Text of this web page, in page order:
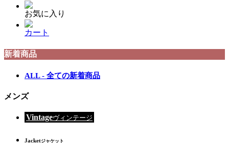
お気に入り
カート
新着商品
ALL - 全ての新着商品
メンズ
Vintageヴィンテージ
Jacketジャケット